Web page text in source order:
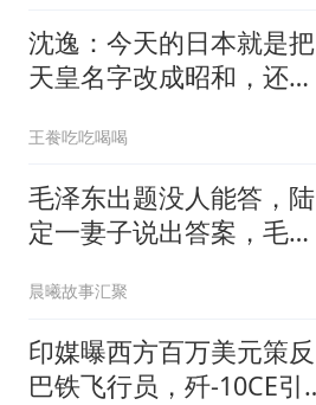
沈逸：今天的日本就是把
天皇名字改成昭和，还是
王飬吃吃喝喝
毛泽东出题没人能答，陆
定一妻子说出答案，毛主
晨曦故事汇聚
印媒曝西方百万美元策反
巴铁飞行员，歼-10CE引